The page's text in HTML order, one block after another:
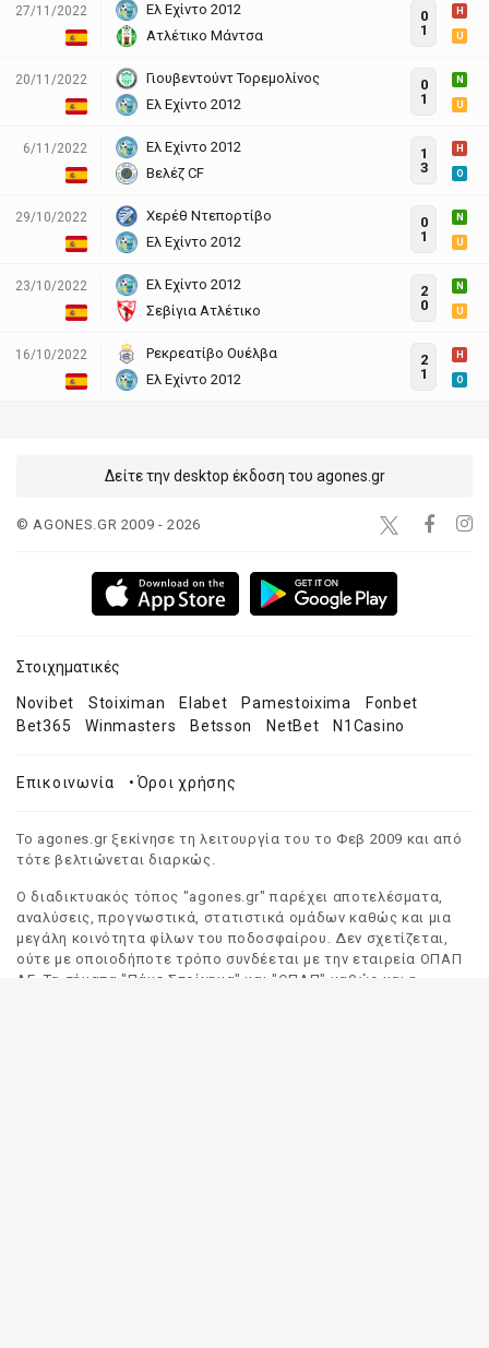
27/11/2022
Ελ Εχίντο 2012
Ατλέτικο Μάντσα
0
1
H
U
20/11/2022
Γιουβεντούντ Τορεμολίνος
Ελ Εχίντο 2012
0
1
N
U
6/11/2022
Ελ Εχίντο 2012
Βελέζ CF
1
3
H
O
29/10/2022
Χερέθ Ντεπορτίβο
Ελ Εχίντο 2012
0
1
N
U
23/10/2022
Ελ Εχίντο 2012
Σεβίγια Ατλέτικο
2
0
N
U
16/10/2022
Ρεκρεατίβο Ουέλβα
Ελ Εχίντο 2012
2
1
H
O
Δείτε την desktop έκδοση του agones.gr
© AGONES.GR 2009 - 2026
Στοιχηματικές
Novibet Stoiximan Elabet Pamestoixima
Fonbet
Bet365
Winmasters Betsson NetBet N1Casino
Επικοινωνία •Όροι χρήσης
Το agones.gr ξεκίνησε τη λειτουργία του το Φεβ 2009 και από
τότε βελτιώνεται διαρκώς.
Ο διαδικτυακός τόπος "agones.gr" παρέχει αποτελέσματα,
αναλύσεις, προγνωστικά, στατιστικά ομάδων καθώς και μια
μεγάλη κοινότητα φίλων του ποδοσφαίρου. Δεν σχετίζεται,
ούτε με οποιοδήποτε τρόπο συνδέεται με την εταιρεία ΟΠΑΠ
ΑΕ. Τα σήματα "Πάμε Στοίχημα" και "ΟΠΑΠ" καθώς και η